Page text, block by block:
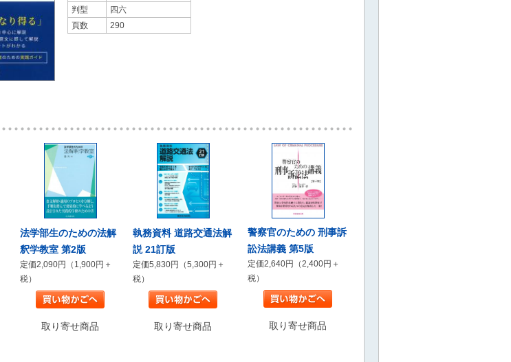
判型
四六
頁数
290
法学部生のための法解
釈学教室 第2版
定価2,090円（1,900円＋
税）
取り寄せ商品
執務資料 道路交通法解
説 21訂版
定価5,830円（5,300円＋
税）
取り寄せ商品
警察官のための 刑事訴
訟法講義 第5版
定価2,640円（2,400円＋
税）
取り寄せ商品